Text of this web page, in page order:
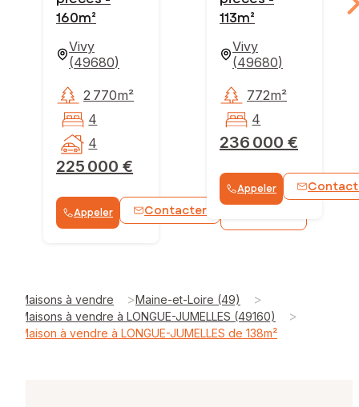
160m²
Vivy
(49680)
225 000 €
2 770m²
4
4
Appeler Contacter
113m²
Vivy
(49680)
236 000 €
772m²
4
Appeler
Maisons à vendre >Maine-et-Loire (49) >
Maisons à vendre à LONGUE-JUMELLES (49160) >
Maison à vendre à LONGUE-JUMELLES de 138m²